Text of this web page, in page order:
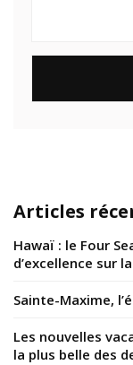
Articles
Hawaï : le Four
d’excellence sur
Sainte-Maxime,
Les nouvelles
la plus belle des